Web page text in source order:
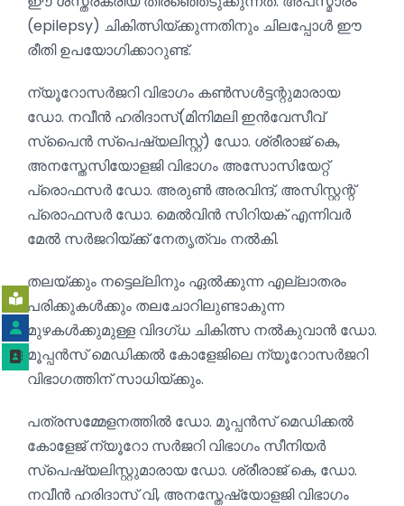
(epilepsy) ചികിത്സിയ്ക്കുന്നതിനും ചിലപ്പോൾ ഈ
രീതി ഉപയോഗിക്കാറുണ്ട്.
ന്യൂറോസർജറി വിഭാഗം കൺസൾട്ടന്റുമാരായ
ഡോ. നവീൻ ഹരിദാസ്(മിനിമലി ഇൻവേസീവ്
സ്പൈൻ സ്‌പെഷ്യലിസ്റ്റ്) ഡോ. ശ്രീരാജ് കെ,
അനസ്തേസിയോളജി വിഭാഗം അസോസിയേറ്റ്
പ്രൊഫസർ ഡോ. അരുൺ അരവിന്ദ്, അസിസ്റ്റന്റ്
പ്രൊഫസർ ഡോ. മെൽവിൻ സിറിയക് എന്നിവർ
മേൽ സർജറിയ്ക്ക് നേതൃത്വം നൽകി.
തലയ്ക്കും നട്ടെല്ലിനും ഏൽക്കുന്ന എല്ലാതരം
പരിക്കുകൾക്കും തലചോറിലുണ്ടാകുന്ന
മുഴകൾക്കുമുള്ള വിദഗ്ധ ചികിത്സ നൽകുവാൻ ഡോ.
മൂപ്പൻസ് മെഡിക്കൽ കോളേജിലെ ന്യൂറോസർജറി
വിഭാഗത്തിന് സാധിയ്ക്കും.
പത്രസമ്മേളനത്തിൽ ഡോ. മൂപ്പൻസ് മെഡിക്കൽ
കോളേജ് ന്യൂറോ സർജറി വിഭാഗം സീനിയർ
സ്പെഷ്യലിസ്റ്റുമാരായ ഡോ. ശ്രീരാജ് കെ, ഡോ.
നവീൻ ഹരിദാസ് വി, അനസ്തേഷ്യോളജി വിഭാഗം